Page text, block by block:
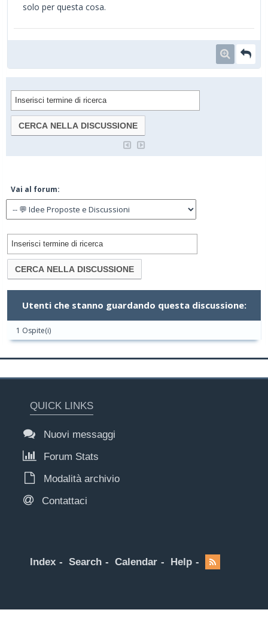
solo per questa cosa.
Vai al forum:
Utenti che stanno guardando questa discussione:
1 Ospite(i)
QUICK LINKS
Nuovi messaggi
Forum Stats
Modalità archivio
Contattaci
Index Search Calendar Help